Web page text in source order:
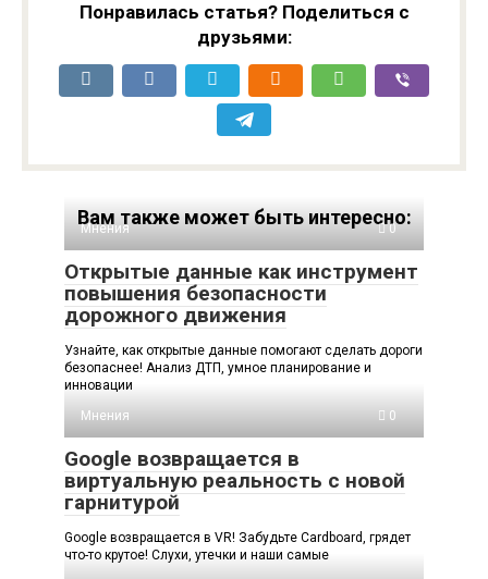
Понравилась статья? Поделиться с
друзьями:
Вам также может быть интересно:
Мнения 0
Открытые данные как инструмент
повышения безопасности
дорожного движения
Узнайте, как открытые данные помогают сделать дороги
безопаснее! Анализ ДТП, умное планирование и
инновации
Мнения
0
Google возвращается в
виртуальную реальность с новой
гарнитурой
Google возвращается в VR! Забудьте Cardboard, грядет
что-то крутое! Слухи, утечки и наши самые